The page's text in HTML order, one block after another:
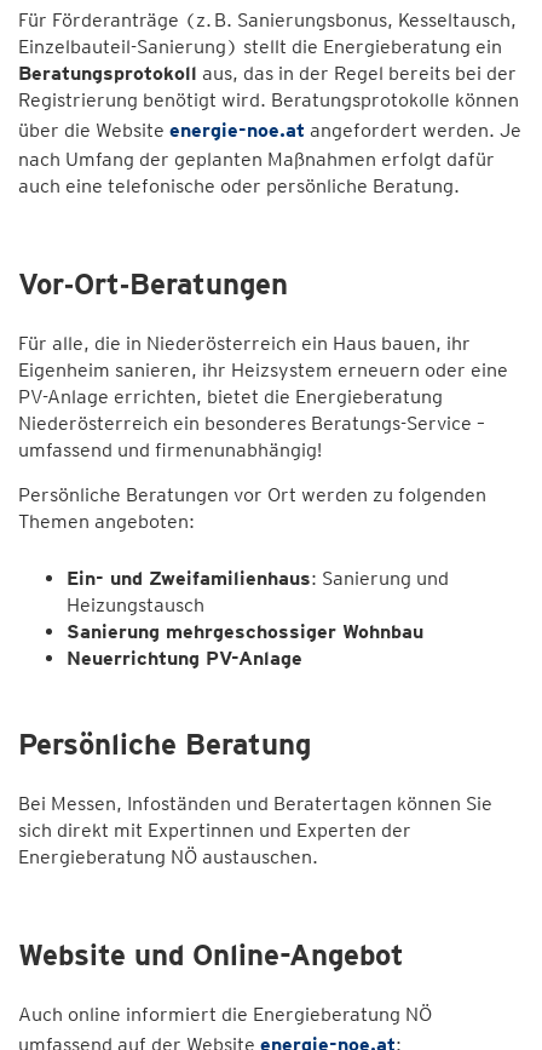
Für Förderanträge (z. B. Sanierungsbonus, Kesseltausch,
Einzelbauteil-Sanierung) stellt die Energieberatung ein
Beratungsprotokoll aus, das in der Regel bereits bei der
Registrierung benötigt wird. Beratungsprotokolle können
über die Website energie-noe.at angefordert werden. Je
nach Umfang der geplanten Maßnahmen erfolgt dafür
auch eine telefonische oder persönliche Beratung.
Vor‑Ort‑Beratungen
Für alle, die in Niederösterreich ein Haus bauen, ihr
Eigenheim sanieren, ihr Heizsystem erneuern oder eine
PV-Anlage errichten, bietet die Energieberatung
Niederösterreich ein besonderes Beratungs-Service –
umfassend und firmenunabhängig!
Persönliche Beratungen vor Ort werden zu folgenden
Themen angeboten:
Ein- und Zweifamilienhaus: Sanierung und
Heizungstausch
Sanierung mehrgeschossiger Wohnbau
Neuerrichtung PV-Anlage
Persönliche Beratung
Bei Messen, Infoständen und Beratertagen können Sie
sich direkt mit Expertinnen und Experten der
Energieberatung NÖ austauschen.
Website und Online-Angebot
Auch online informiert die Energieberatung NÖ
umfassend auf der Website energie-noe.at: